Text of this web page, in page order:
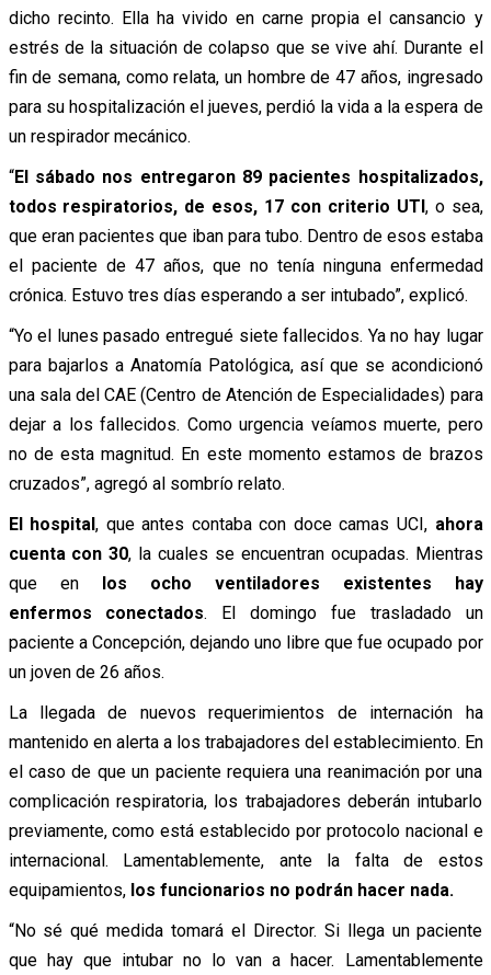
dicho recinto. Ella ha vivido en carne propia el cansancio y
estrés de la situación de colapso que se vive ahí. Durante el
fin de semana, como relata, un hombre de 47 años, ingresado
para su hospitalización el jueves, perdió la vida a la espera de
un respirador mecánico.
“El sábado nos entregaron 89 pacientes hospitalizados,
todos respiratorios, de esos, 17 con criterio UTI, o sea,
que eran pacientes que iban para tubo. Dentro de esos estaba
el paciente de 47 años, que no tenía ninguna enfermedad
crónica. Estuvo tres días esperando a ser intubado”, explicó.
“Yo el lunes pasado entregué siete fallecidos. Ya no hay lugar
para bajarlos a Anatomía Patológica, así que se acondicionó
una sala del CAE (Centro de Atención de Especialidades) para
dejar a los fallecidos. Como urgencia veíamos muerte, pero
no de esta magnitud. En este momento estamos de brazos
cruzados”, agregó al sombrío relato.
El hospital, que antes contaba con doce camas UCI, ahora
cuenta con 30, la cuales se encuentran ocupadas. Mientras
que en los ocho ventiladores existentes hay
enfermos conectados. El domingo fue trasladado un
paciente a Concepción, dejando uno libre que fue ocupado por
un joven de 26 años.
La llegada de nuevos requerimientos de internación ha
mantenido en alerta a los trabajadores del establecimiento. En
el caso de que un paciente requiera una reanimación por una
complicación respiratoria, los trabajadores deberán intubarlo
previamente, como está establecido por protocolo nacional e
internacional. Lamentablemente, ante la falta de estos
equipamientos, los funcionarios no podrán hacer nada.
“No sé qué medida tomará el Director. Si llega un paciente
que hay que intubar no lo van a hacer. Lamentablemente